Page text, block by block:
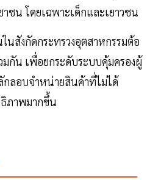
ชน โดยเฉพาะเด็กและเยาวชน
นสังกัดกระทรวงอุตสาหกรรมต้อ
มกัน เพื่อยกระดับระบบคุ้มครองผู้
ลอบจำหน่ายสินค้าที่ไม่ได้
ภาพมากขึ้น